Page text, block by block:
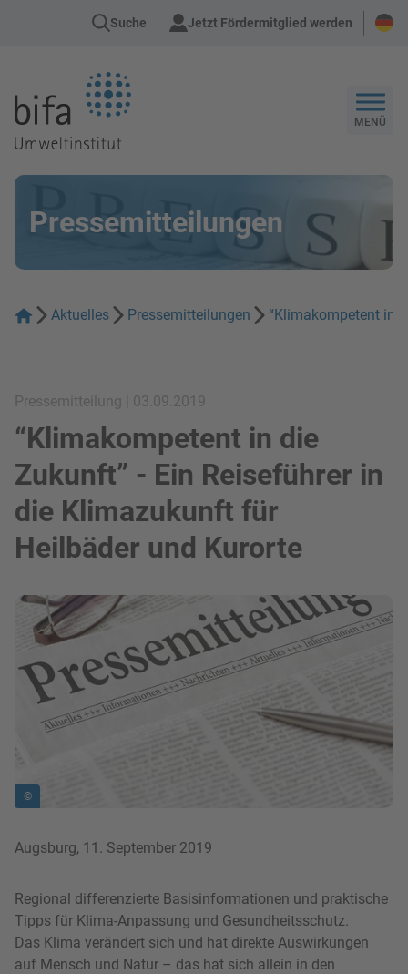
Suche Jetzt Fördermitglied werden
MENÜ
Pressemitteilungen
Aktuelles Pressemitteilungen “Klimakompetent in
Pressemitteilung | 03.09.2019
“Klimakompetent in die
Zukunft” - Ein Reiseführer in
die Klimazukunft für
Heilbäder und Kurorte
Bild in Lightbox zeigen
©
Augsburg, 11. September 2019
Regional differenzierte Basisinformationen und praktische
Tipps für Klima-Anpassung und Gesundheitsschutz.
Das Klima verändert sich und hat direkte Auswirkungen
auf Mensch und Natur – das hat sich allein in den